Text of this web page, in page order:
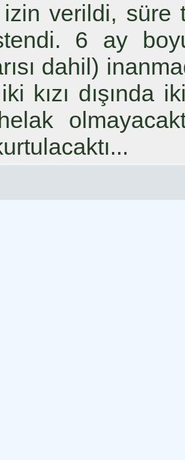
verildi, süre
6 ay
dahil)
kızı dışında